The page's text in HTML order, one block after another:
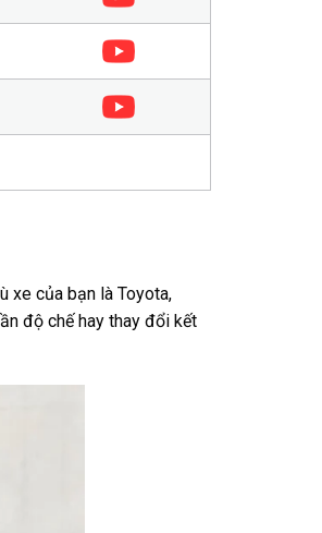
xe của bạn là Toyota,
độ chế hay thay đổi kết